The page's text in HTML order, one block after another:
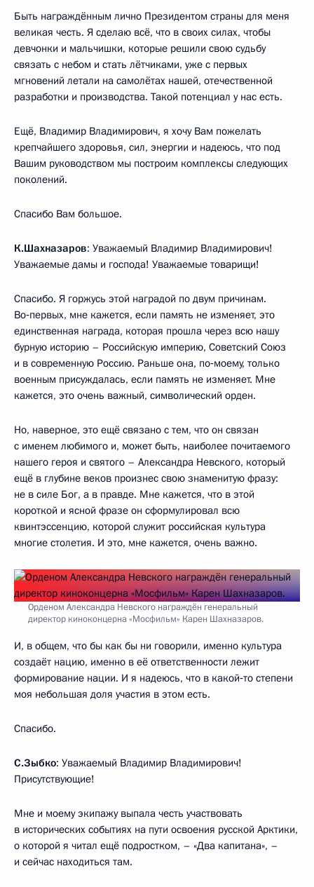
Быть награждённым лично Президентом страны для меня
великая честь. Я сделаю всё, что в своих силах, чтобы
девчонки и мальчишки, которые решили свою судьбу
связать с небом и стать лётчиками, уже с первых
мгновений летали на самолётах нашей, отечественной
разработки и производства. Такой потенциал у нас есть.
Ещё, Владимир Владимирович, я хочу Вам пожелать
крепчайшего здоровья, сил, энергии и надеюсь, что под
Вашим руководством мы построим комплексы следующих
поколений.
Спасибо Вам большое.
К.Шахназаров: Уважаемый Владимир Владимирович!
Уважаемые дамы и господа! Уважаемые товарищи!
Спасибо. Я горжусь этой наградой по двум причинам.
Во‑первых, мне кажется, если память не изменяет, это
единственная награда, которая прошла через всю нашу
бурную историю – Российскую империю, Советский Союз
и в современную Россию. Раньше она, по‑моему, только
военным присуждалась, если память не изменяет. Мне
кажется, это очень важный, символический орден.
Но, наверное, это ещё связано с тем, что он связан
с именем любимого и, может быть, наиболее почитаемого
нашего героя и святого – Александра Невского, который
ещё в глубине веков произнес свою знаменитую фразу:
не в силе Бог, а в правде. Мне кажется, что в этой
короткой и ясной фразе он сформулировал всю
квинтэссенцию, которой служит российская культура
многие столетия. И это, мне кажется, очень важно.
Орденом Александра Невского награждён генеральный
директор киноконцерна «Мосфильм» Карен Шахназаров.
И, в общем, что бы как бы ни говорили, именно культура
создаёт нацию, именно в её ответственности лежит
формирование нации. И я надеюсь, что в какой‑то степени
моя небольшая доля участия в этом есть.
Спасибо.
С.Зыбко: Уважаемый Владимир Владимирович!
Присутствующие!
Мне и моему экипажу выпала честь участвовать
в исторических событиях на пути освоения русской Арктики,
о которой я читал ещё подростком, – «Два капитана», –
и сейчас находиться там.